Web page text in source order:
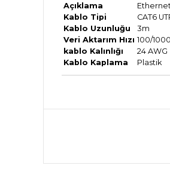
Açıklama
Kablo Tipi
CAT6
Kablo Uzunluğu
3m
Veri Aktarım Hızı 100/
kablo Kalınlığı
24 AWG
Kablo Kaplama
Plastik